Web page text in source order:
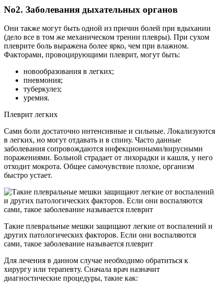
No2. Заболевания дыхательных органов
Они также могут быть одной из причин болей при вдыхании
(дело все в том же механическом трении плевры). При сухом
плеврите боль выражена более ярко, чем при влажном.
Факторами, провоцирующими плеврит, могут быть:
новообразования в легких;
пневмония;
туберкулез;
уремия.
Плеврит легких
Сами боли достаточно интенсивные и сильные. Локализуются
в легких, но могут отдавать и в спину. Часто данные
заболевания сопровождаются инфекционными/вирусными
поражениями. Больной страдает от лихорадки и кашля, у него
отходит мокрота. Общее самочувствие плохое, организм
быстро устает.
Такие плевральные мешки защищают легкие от воспалений и
других патологических факторов. Если они воспаляются
сами, такое заболевание называется плеврит
Для лечения в данном случае необходимо обратиться к
хирургу или терапевту. Сначала врач назначит
диагностические процедуры, такие как: